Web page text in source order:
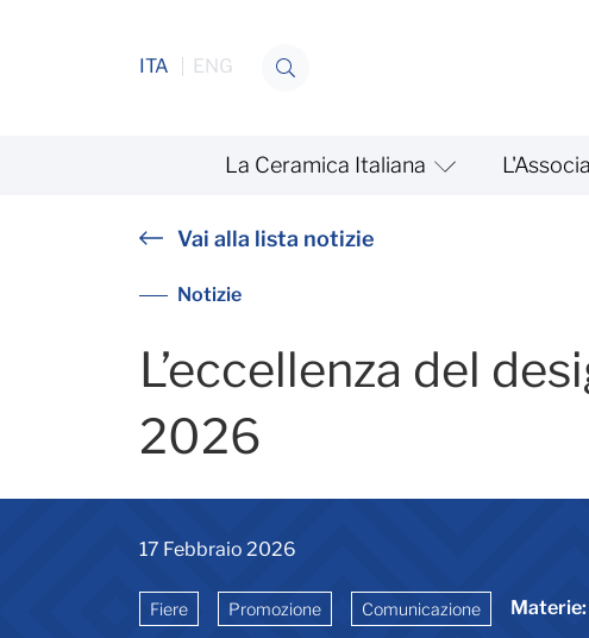
ITA ENG
La Ceramica Italiana
KBIS 2026Vai alla lista notizie
Notizie
L’eccellenza del
2026
17 Febbraio 2026
Fiere Promozione Comunicazione Materie: